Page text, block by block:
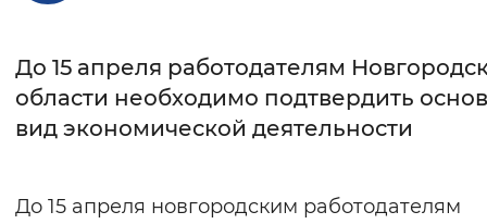
Без засечек
Интервал между буквами
До 15 апреля работодателям
области необходимо подтвердить
вид экономической деятельности
До 15 апреля новгородским работодателям